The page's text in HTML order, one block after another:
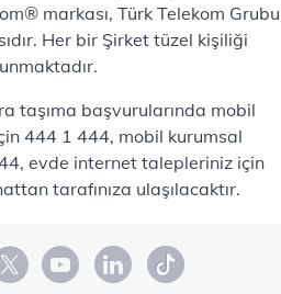
markası, Türk Telekom Grubu
Her bir Şirket tüzel kişiliği
taşıma başvurularında mobil
444 1 444, mobil kurumsal
evde internet talepleriniz için
tarafınıza ulaşılacaktır.